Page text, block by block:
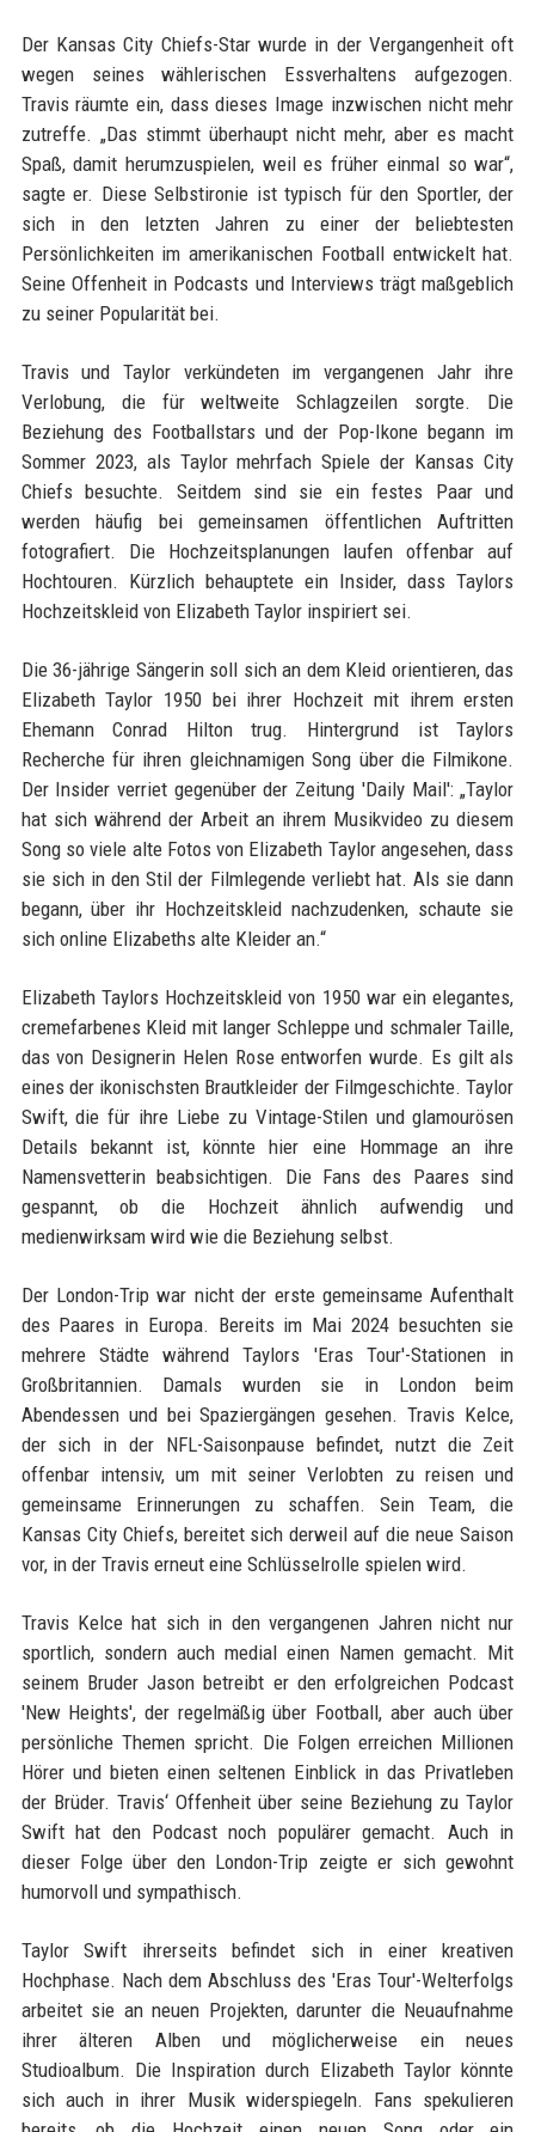
Der Kansas City Chiefs-Star wurde in der Vergangenheit oft
wegen seines wählerischen Essverhaltens aufgezogen.
Travis räumte ein, dass dieses Image inzwischen nicht mehr
zutreffe. „Das stimmt überhaupt nicht mehr, aber es macht
Spaß, damit herumzuspielen, weil es früher einmal so war“,
sagte er. Diese Selbstironie ist typisch für den Sportler, der
sich in den letzten Jahren zu einer der beliebtesten
Persönlichkeiten im amerikanischen Football entwickelt hat.
Seine Offenheit in Podcasts und Interviews trägt maßgeblich
zu seiner Popularität bei.
Travis und Taylor verkündeten im vergangenen Jahr ihre
Verlobung, die für weltweite Schlagzeilen sorgte. Die
Beziehung des Footballstars und der Pop-Ikone begann im
Sommer 2023, als Taylor mehrfach Spiele der Kansas City
Chiefs besuchte. Seitdem sind sie ein festes Paar und
werden häufig bei gemeinsamen öffentlichen Auftritten
fotografiert. Die Hochzeitsplanungen laufen offenbar auf
Hochtouren. Kürzlich behauptete ein Insider, dass Taylors
Hochzeitskleid von Elizabeth Taylor inspiriert sei.
Die 36-jährige Sängerin soll sich an dem Kleid orientieren, das
Elizabeth Taylor 1950 bei ihrer Hochzeit mit ihrem ersten
Ehemann Conrad Hilton trug. Hintergrund ist Taylors
Recherche für ihren gleichnamigen Song über die Filmikone.
Der Insider verriet gegenüber der Zeitung 'Daily Mail': „Taylor
hat sich während der Arbeit an ihrem Musikvideo zu diesem
Song so viele alte Fotos von Elizabeth Taylor angesehen, dass
sie sich in den Stil der Filmlegende verliebt hat. Als sie dann
begann, über ihr Hochzeitskleid nachzudenken, schaute sie
sich online Elizabeths alte Kleider an.“
Elizabeth Taylors Hochzeitskleid von 1950 war ein elegantes,
cremefarbenes Kleid mit langer Schleppe und schmaler Taille,
das von Designerin Helen Rose entworfen wurde. Es gilt als
eines der ikonischsten Brautkleider der Filmgeschichte. Taylor
Swift, die für ihre Liebe zu Vintage-Stilen und glamourösen
Details bekannt ist, könnte hier eine Hommage an ihre
Namensvetterin beabsichtigen. Die Fans des Paares sind
gespannt, ob die Hochzeit ähnlich aufwendig und
medienwirksam wird wie die Beziehung selbst.
Der London-Trip war nicht der erste gemeinsame Aufenthalt
des Paares in Europa. Bereits im Mai 2024 besuchten sie
mehrere Städte während Taylors 'Eras Tour'-Stationen in
Großbritannien. Damals wurden sie in London beim
Abendessen und bei Spaziergängen gesehen. Travis Kelce,
der sich in der NFL-Saisonpause befindet, nutzt die Zeit
offenbar intensiv, um mit seiner Verlobten zu reisen und
gemeinsame Erinnerungen zu schaffen. Sein Team, die
Kansas City Chiefs, bereitet sich derweil auf die neue Saison
vor, in der Travis erneut eine Schlüsselrolle spielen wird.
Travis Kelce hat sich in den vergangenen Jahren nicht nur
sportlich, sondern auch medial einen Namen gemacht. Mit
seinem Bruder Jason betreibt er den erfolgreichen Podcast
'New Heights', der regelmäßig über Football, aber auch über
persönliche Themen spricht. Die Folgen erreichen Millionen
Hörer und bieten einen seltenen Einblick in das Privatleben
der Brüder. Travis‘ Offenheit über seine Beziehung zu Taylor
Swift hat den Podcast noch populärer gemacht. Auch in
dieser Folge über den London-Trip zeigte er sich gewohnt
humorvoll und sympathisch.
Taylor Swift ihrerseits befindet sich in einer kreativen
Hochphase. Nach dem Abschluss des 'Eras Tour'-Welterfolgs
arbeitet sie an neuen Projekten, darunter die Neuaufnahme
ihrer älteren Alben und möglicherweise ein neues
Studioalbum. Die Inspiration durch Elizabeth Taylor könnte
sich auch in ihrer Musik widerspiegeln. Fans spekulieren